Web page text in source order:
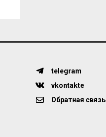
telegram
vkontakte
Обратная связь